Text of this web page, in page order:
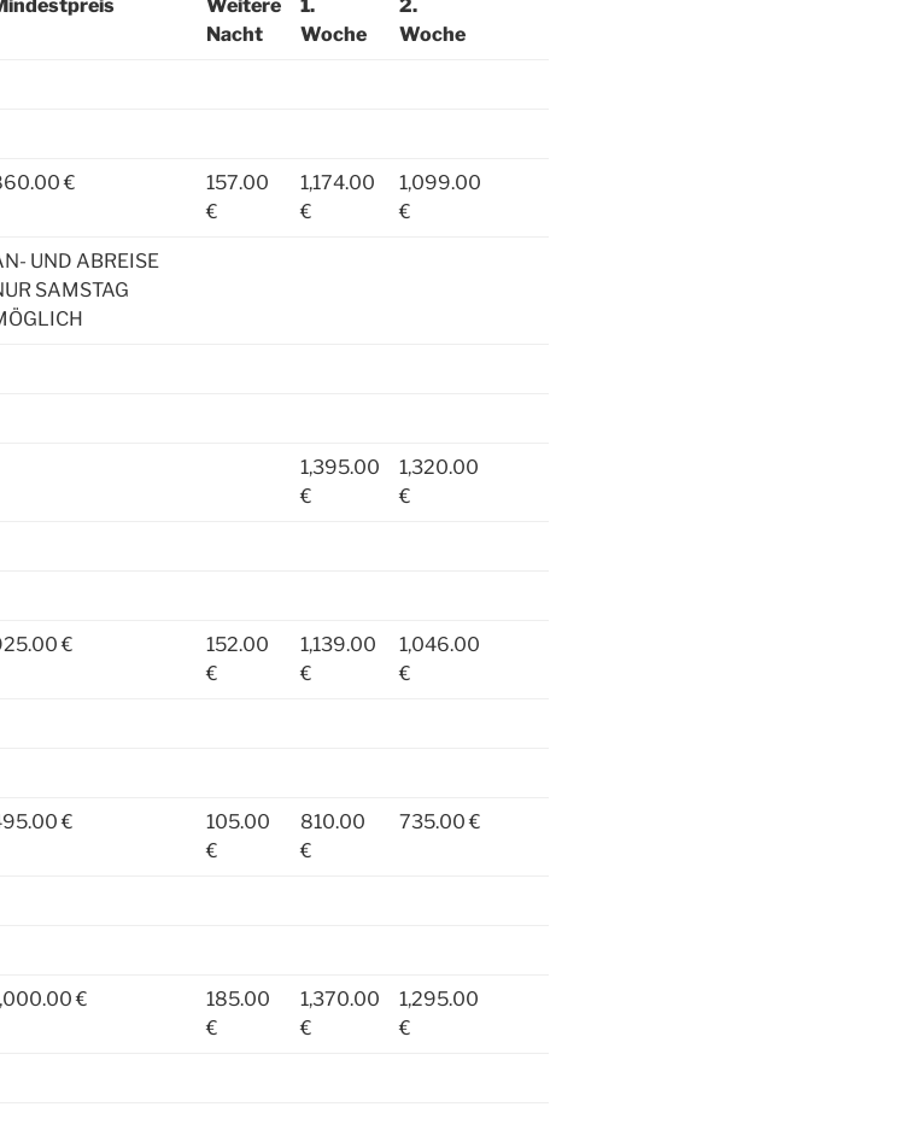
Weitere
Nacht
1.
Woche
2.
Woche
€
157.00
€
1,174.00
€
1,099.00
€
UND ABREISE
SAMSTAG
1,395.00
€
1,320.00
€
€
152.00
€
1,139.00
€
1,046.00
€
€
105.00
€
810.00
€
735.00 €
€
185.00
€
1,370.00
€
1,295.00
€